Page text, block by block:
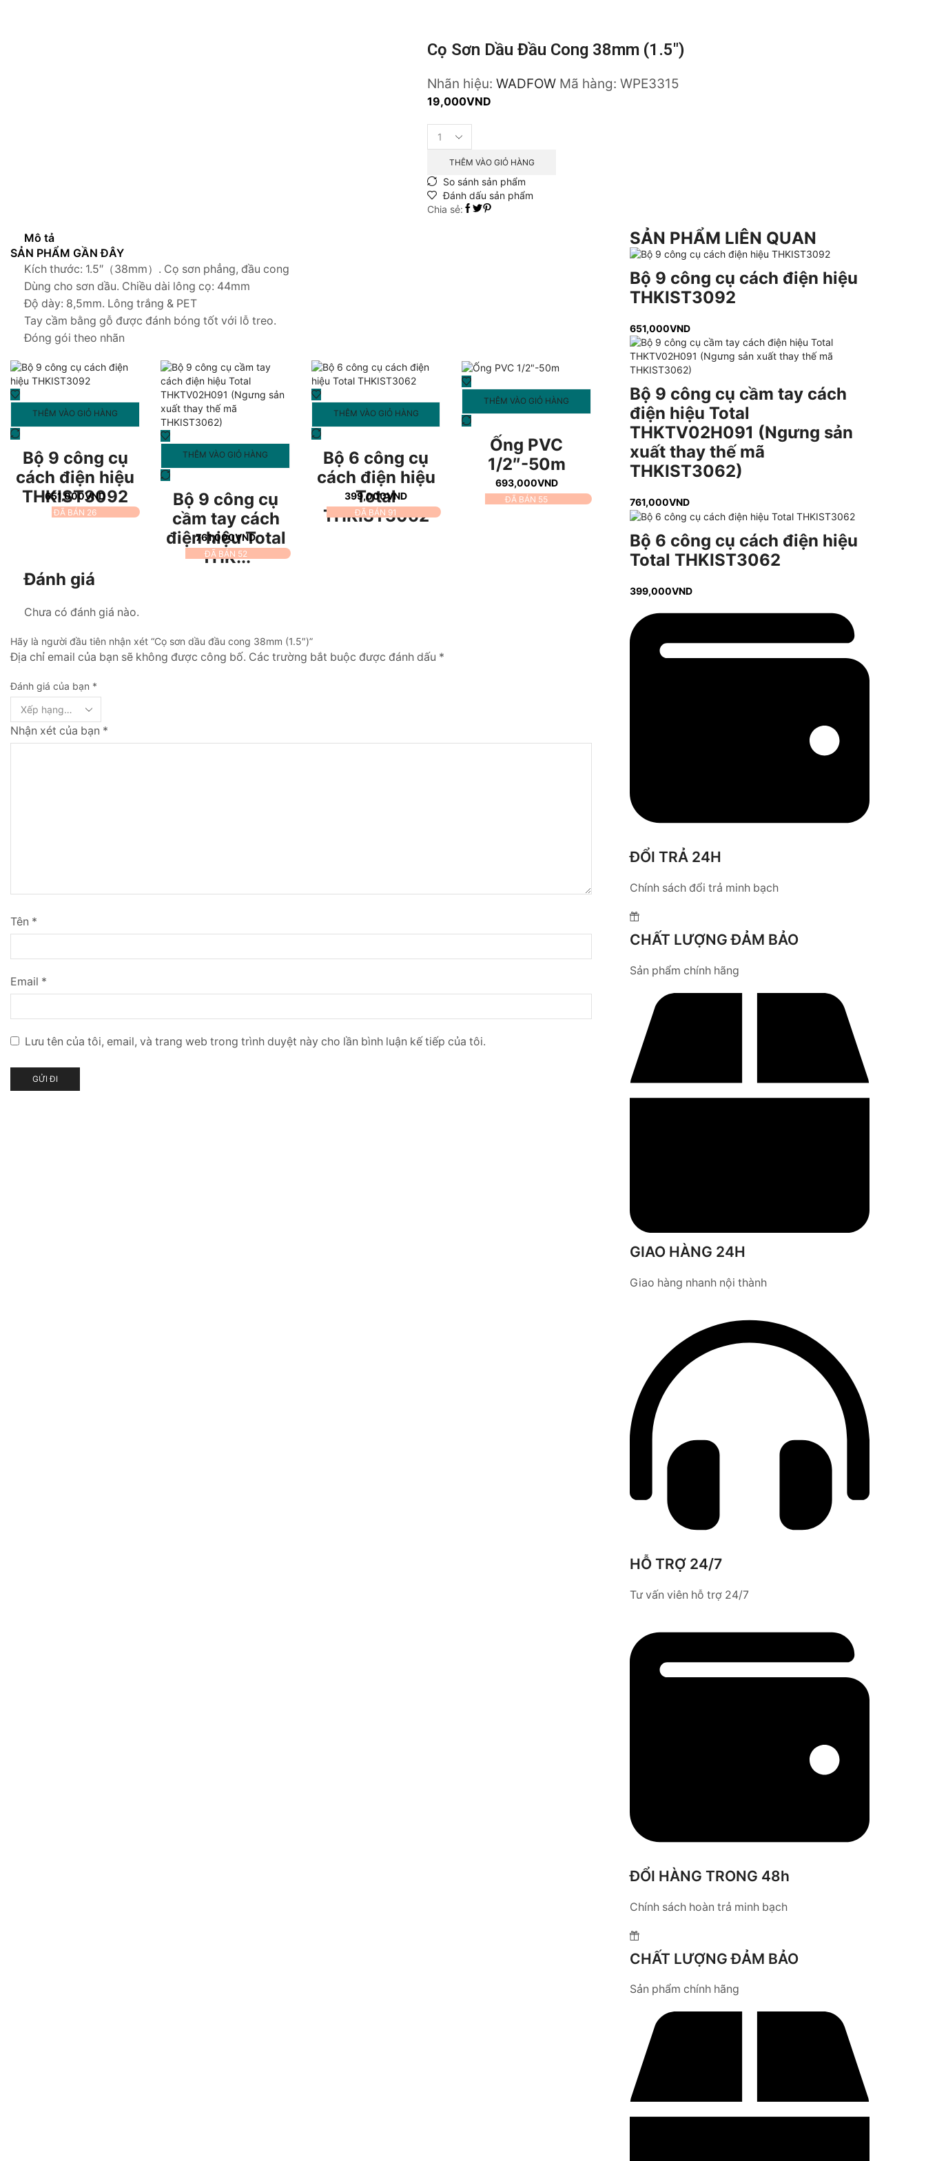
Cọ Sơn Dầu Đầu Cong 38mm (1.5″)
Nhãn hiệu: WADFOW Mã hàng: WPE3315
19,000VND
sơn
cong
38mm
(1.5")
THÊM VÀO GIỎ HÀNG
So sánh sản phẩm
Đánh dấu sản phẩm
Chia sẻ:
Mô tả
SẢN PHẨM GẦN ĐÂY
Kích thước: 1.5″（38mm）. Cọ sơn phẳng, đầu cong
Dùng cho sơn dầu. Chiều dài lông cọ: 44mm
Độ dày: 8,5mm. Lông trắng & PET
Tay cầm bằng gỗ được đánh bóng tốt với lỗ treo.
Đóng gói theo nhãn
THÊM VÀO GIỎ HÀNG
Bộ 9 công cụ
cách điện hiệu
THKIST3092
651,000VND
ĐÃ BÁN 26
THÊM VÀO GIỎ HÀNG
Bộ 9 công cụ
cầm tay cách
điện hiệu Total
THK...
761,000VND
ĐÃ BÁN 52
THÊM VÀO GIỎ HÀNG
Bộ 6 công cụ
cách điện hiệu
Total
THKIST3062
399,000VND
ĐÃ BÁN 91
THÊM VÀO GIỎ HÀNG
Ống PVC
1/2″-50m
693,000VND
ĐÃ BÁN 55
Đánh giá
Chưa có đánh giá nào.
Hãy là người đầu tiên nhận xét “Cọ sơn dầu đầu cong 38mm (1.5″)”
Địa chỉ email của bạn sẽ không được công bố. Các trường bắt buộc được đánh dấu *
Đánh giá của bạn *
Nhận xét của bạn *
Tên *
Email *
Lưu tên của tôi, email, và trang web trong trình duyệt này cho lần bình luận kế tiếp của tôi.
SẢN PHẨM LIÊN QUAN
Bộ 9 công cụ cách điện hiệu
THKIST3092
651,000VND
Bộ 9 công cụ cầm tay cách
điện hiệu Total
THKTV02H091 (Ngưng sản
xuất thay thế mã
THKIST3062)
761,000VND
Bộ 6 công cụ cách điện hiệu
Total THKIST3062
399,000VND
ĐỔI TRẢ 24H
Chính sách đổi trả minh bạch
CHẤT LƯỢNG ĐẢM BẢO
Sản phẩm chính hãng
GIAO HÀNG 24H
Giao hàng nhanh nội thành
HỖ TRỢ 24/7
Tư vấn viên hỗ trợ 24/7
ĐỔI HÀNG TRONG 48h
Chính sách hoàn trả minh bạch
CHẤT LƯỢNG ĐẢM BẢO
Sản phẩm chính hãng